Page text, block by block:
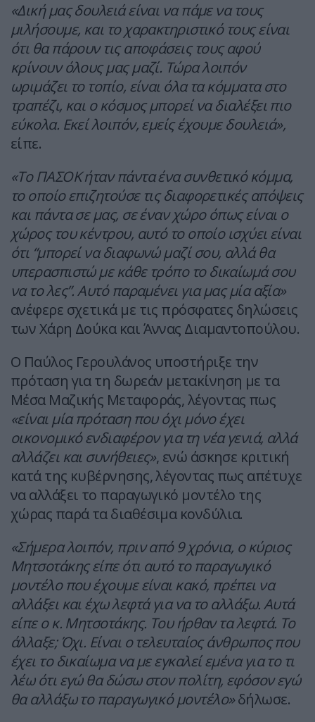
«Δική μας δουλειά είναι να πάμε να τους
μιλήσουμε, και το χαρακτηριστικό τους είναι
ότι θα πάρουν τις αποφάσεις τους αφού
κρίνουν όλους μας μαζί. Τώρα λοιπόν
ωριμάζει το τοπίο, είναι όλα τα κόμματα στο
τραπέζι, και ο κόσμος μπορεί να διαλέξει πιο
εύκολα. Εκεί λοιπόν, εμείς έχουμε δουλειά»,
είπε.
«Το ΠΑΣΟΚ ήταν πάντα ένα συνθετικό κόμμα,
το οποίο επιζητούσε τις διαφορετικές απόψεις
και πάντα σε μας, σε έναν χώρο όπως είναι ο
χώρος του κέντρου, αυτό το οποίο ισχύει είναι
ότι “μπορεί να διαφωνώ μαζί σου, αλλά θα
υπερασπιστώ με κάθε τρόπο το δικαίωμά σου
να το λες”. Αυτό παραμένει για μας μία αξία»
ανέφερε σχετικά με τις πρόσφατες δηλώσεις
των Χάρη Δούκα και Άννας Διαμαντοπούλου.
Ο Παύλος Γερουλάνος υποστήριξε την
πρόταση για τη δωρεάν μετακίνηση με τα
Μέσα Μαζικής Μεταφοράς, λέγοντας πως
«είναι μία πρόταση που όχι μόνο έχει
οικονομικό ενδιαφέρον για τη νέα γενιά, αλλά
αλλάζει και συνήθειες», ενώ άσκησε κριτική
κατά της κυβέρνησης, λέγοντας πως απέτυχε
να αλλάξει το παραγωγικό μοντέλο της
χώρας παρά τα διαθέσιμα κονδύλια.
«Σήμερα λοιπόν, πριν από 9 χρόνια, ο κύριος
Μητσοτάκης είπε ότι αυτό το παραγωγικό
μοντέλο που έχουμε είναι κακό, πρέπει να
αλλάξει και έχω λεφτά για να το αλλάξω. Αυτά
είπε ο κ. Μητσοτάκης. Του ήρθαν τα λεφτά. Το
άλλαξε; Όχι. Είναι ο τελευταίος άνθρωπος που
έχει το δικαίωμα να με εγκαλεί εμένα για το τι
λέω ότι εγώ θα δώσω στον πολίτη, εφόσον εγώ
θα αλλάξω το παραγωγικό μοντέλο»δήλωσε.